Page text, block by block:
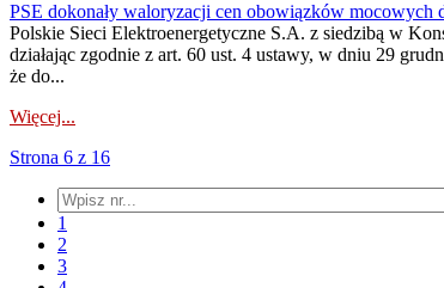
PSE dokonały waloryzacji cen obowiązków
Polskie Sieci Elektroenergetyczne S.A. z siedzibą w
działając zgodnie z art. 60 ust. 4 ustawy, w dniu 29
że do...
Więcej...
Strona 6 z 16
1
2
3